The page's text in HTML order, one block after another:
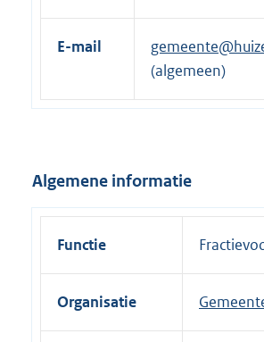
t
r
e
n
k
E-mail
(algemeen)
Algemene informatie
Functie
Organisatie